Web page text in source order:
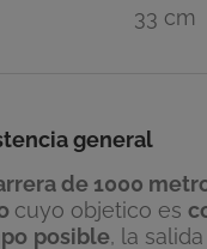
33 cm
general
de 1000
cuyo objetico es
posible, la